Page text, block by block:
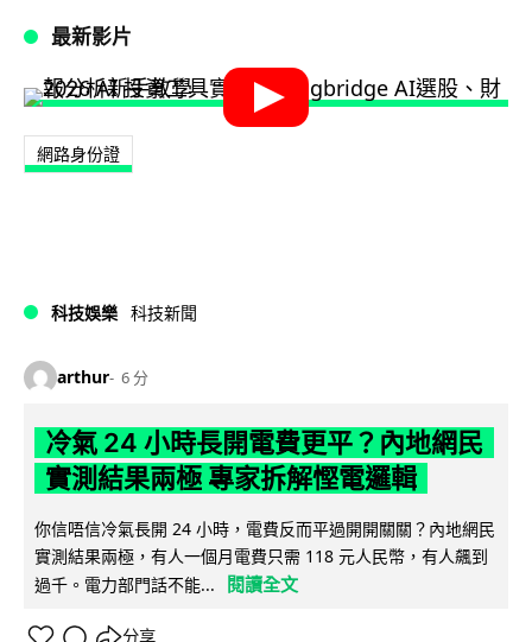
最新影片
網路身份證
科技娛樂 科技新聞
arthur 6 分
冷氣 24 小時長開電費更平？內地網民
實測結果兩極 專家拆解慳電邏輯
你信唔信冷氣長開 24 小時，電費反而平過開開關關？內地網民
實測結果兩極，有人一個月電費只需 118 元人民幣，有人飆到
過千。電力部門話不能...
閱讀全文
分享